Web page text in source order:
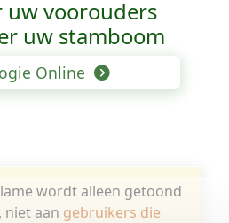
uw voorouders
uw stamboom
Online
wordt alleen getoond
niet aan gebruikers die